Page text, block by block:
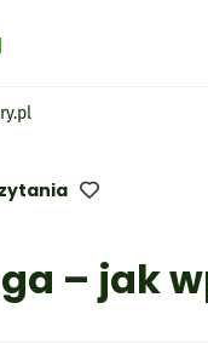
– jak